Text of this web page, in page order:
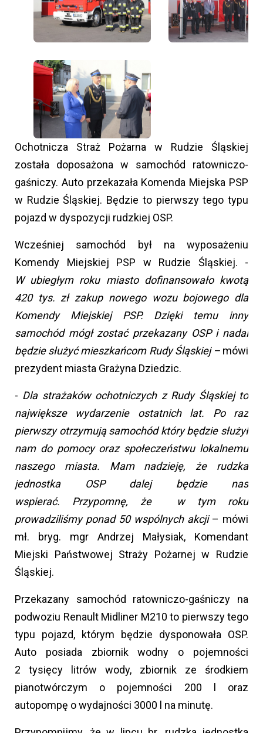
Ochotnicza Straż Pożarna w Rudzie Śląskiej
została doposażona w samochód ratowniczo-
gaśniczy. Auto przekazała Komenda Miejska PSP
w Rudzie Śląskiej. Będzie to pierwszy tego typu
pojazd w dyspozycji rudzkiej OSP.
Wcześniej samochód był na wyposażeniu
Komendy Miejskiej PSP w Rudzie Śląskiej. -
W ubiegłym roku miasto dofinansowało kwotą
420 tys. zł zakup nowego wozu bojowego dla
Komendy Miejskiej PSP. Dzięki temu inny
samochód mógł zostać przekazany OSP i nadal
będzie służyć mieszkańcom Rudy Śląskiej –mówi
prezydent miasta Grażyna Dziedzic.
- Dla strażaków ochotniczych z Rudy Śląskiej to
największe wydarzenie ostatnich lat. Po raz
pierwszy otrzymują samochód który będzie służył
nam do pomocy oraz społeczeństwu lokalnemu
naszego miasta. Mam nadzieję, że rudzka
jednostka OSP dalej będzie nas
wspierać. Przypomnę, że w tym roku
prowadziliśmy ponad 50 wspólnych akcji– mówi
mł. bryg. mgr Andrzej Małysiak, Komendant
Miejski Państwowej Straży Pożarnej w Rudzie
Śląskiej.
Przekazany samochód ratowniczo-gaśniczy na
podwoziu Renault Midliner M210 to pierwszy tego
typu pojazd, którym będzie dysponowała OSP.
Auto posiada zbiornik wodny o pojemności
2 tysięcy litrów wody, zbiornik ze środkiem
pianotwórczym o pojemności 200 l oraz
autopompę o wydajności 3000 l na minutę.